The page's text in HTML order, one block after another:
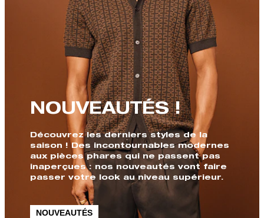
NOUVEAUTÉS !
Découvrez les derniers styles de la
saison ! Des incontournables modernes
aux pièces phares qui ne passent pas
inaperçues : nos nouveautés vont faire
passer votre look au niveau supérieur.
NOUVEAUTÉS